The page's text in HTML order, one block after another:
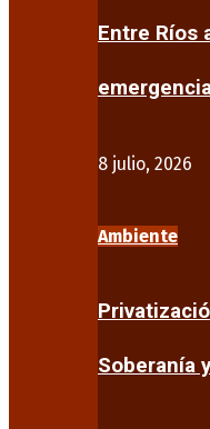
Entre Ríos
8 julio, 2026
Ambiente
Soberanía